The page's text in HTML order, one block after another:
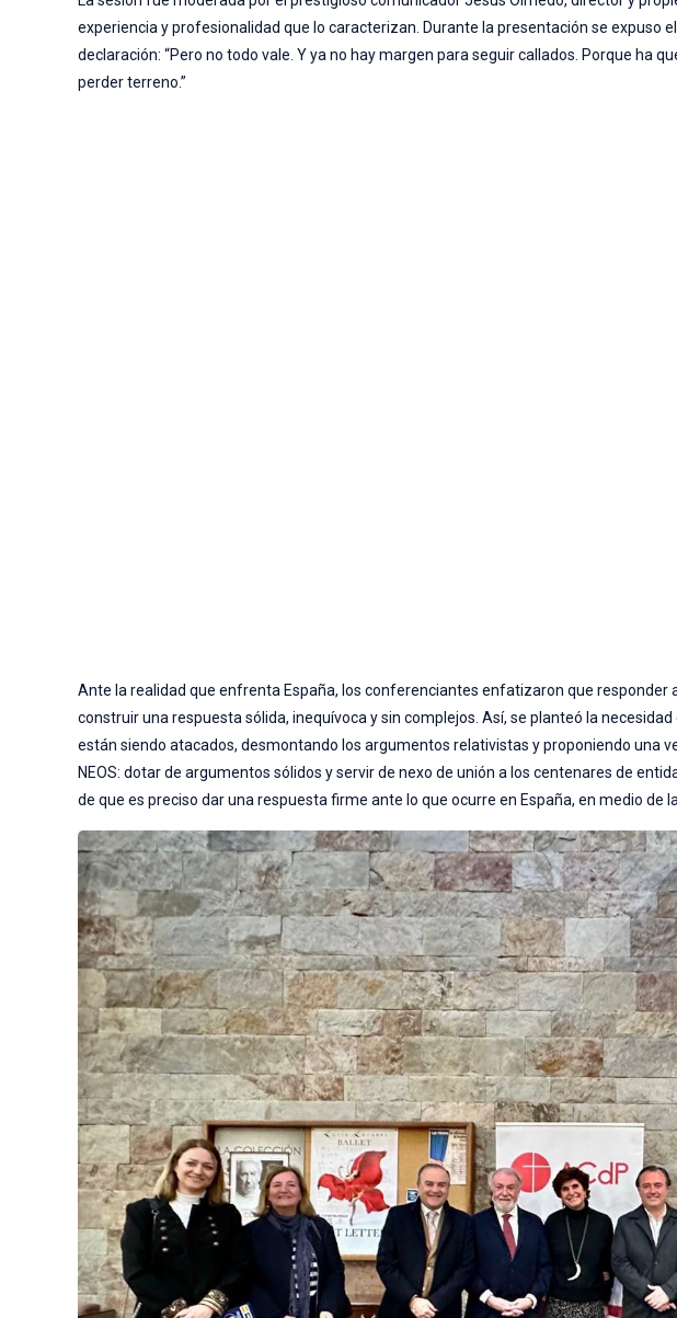
experiencia y profesionalidad que lo caracterizan. Durante la presentación se expuso
declaración: “Pero no todo vale. Y ya no hay margen para seguir callados. Porque ha
perder terreno.”
Ante la realidad que enfrenta España, los conferenciantes enfatizaron que responder
construir una respuesta sólida, inequívoca y sin complejos. Así, se planteó la
están siendo atacados, desmontando los argumentos relativistas y proponiendo una
NEOS: dotar de argumentos sólidos y servir de nexo de unión a los centenares de
de que es preciso dar una respuesta firme ante lo que ocurre en España, en medio de